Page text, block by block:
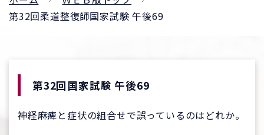
第32回柔道整復師国家試験 午後69
第32回国家試験 午後69
神経麻痺と症状の組合せで誤っているのはどれか。